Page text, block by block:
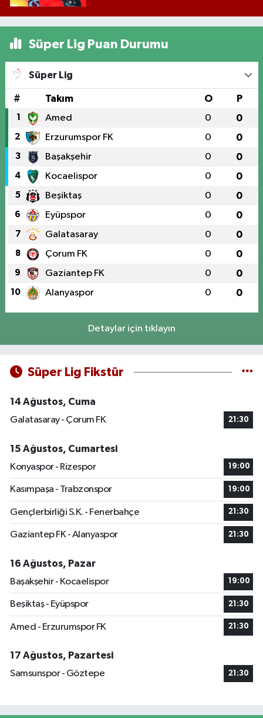
Süper Lig Puan Durumu
Süper Lig
# Takım O P
1 Amed 0 0
2 Erzurumspor FK 0 0
3 Başakşehir 0 0
4 Kocaelispor 0 0
5 Beşiktaş 0 0
6 Eyüpspor 0 0
7 Galatasaray 0 0
8 Çorum FK 0 0
9 Gaziantep FK 0 0
10 Alanyaspor 0 0
Detaylar için tıklayın
Süper Lig Fikstür
14 Ağustos, Cuma
Galatasaray - Çorum FK
21:30
15 Ağustos, Cumartesi
Konyaspor - Rizespor
19:00
Kasımpaşa - Trabzonspor 19:00
Gençlerbirliği S.K. - Fenerbahçe 21:30
Gaziantep FK - Alanyaspor 21:30
16 Ağustos, Pazar
Başakşehir - Kocaelispor
19:00
Beşiktaş - Eyüpspor 21:30
Amed - Erzurumspor FK 21:30
17 Ağustos, Pazartesi
Samsunspor - Göztepe
21:30